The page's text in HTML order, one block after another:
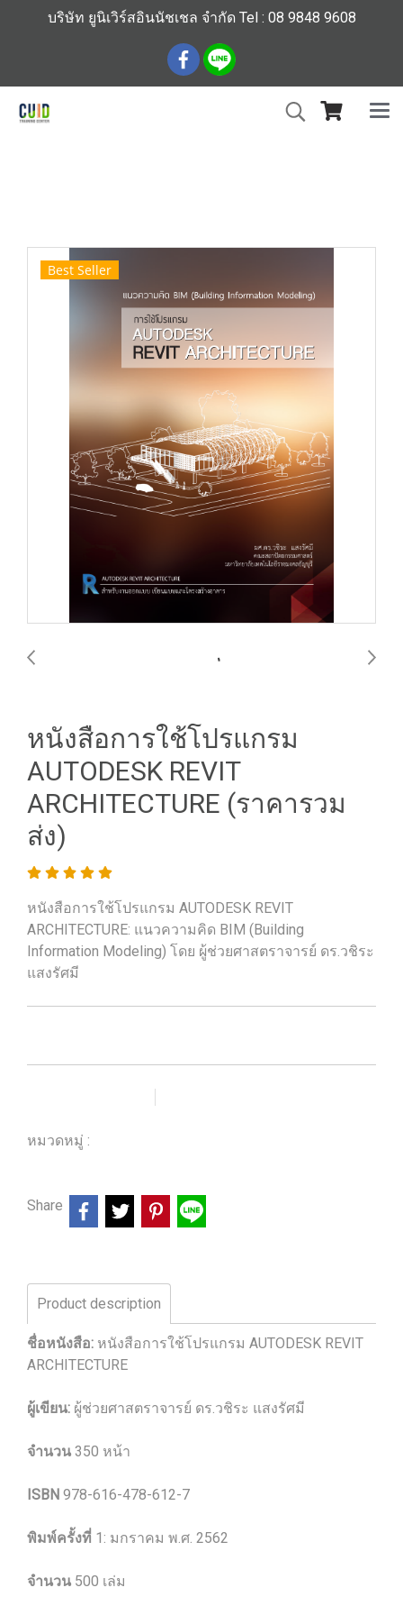
บริษัท ยูนิเวิร์สอินนัชเชล จำกัด Tel : 08 9848 9608
Best Seller
หนังสือการใช้โปรแกรม
AUTODESK REVIT
ARCHITECTURE (ราคารวม
ส่ง)
หนังสือการใช้โปรแกรม AUTODESK REVIT
ARCHITECTURE: แนวความคิด BIM (Building
Information Modeling) โดย ผู้ช่วยศาสตราจารย์ ดร.วชิระ
แสงรัศมี
หมวดหมู่ :
Share
Product description
ชื่อหนังสือ: หนังสือการใช้โปรแกรม AUTODESK REVIT
ARCHITECTURE
ผู้เขียน: ผู้ช่วยศาสตราจารย์ ดร.วชิระ แสงรัศมี
จำนวน 350 หน้า
ISBN 978-616-478-612-7
พิมพ์ครั้งที่ 1: มกราคม พ.ศ. 2562
จํานวน 500 เล่ม